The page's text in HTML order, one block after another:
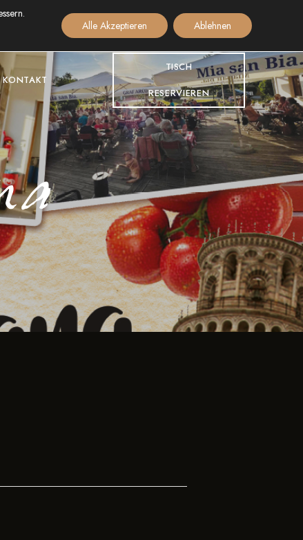
+49(0)8532 927 80 714
KONTAKT
TISCH
RESERVIEREN
Alle Akzeptieren Ablehnen